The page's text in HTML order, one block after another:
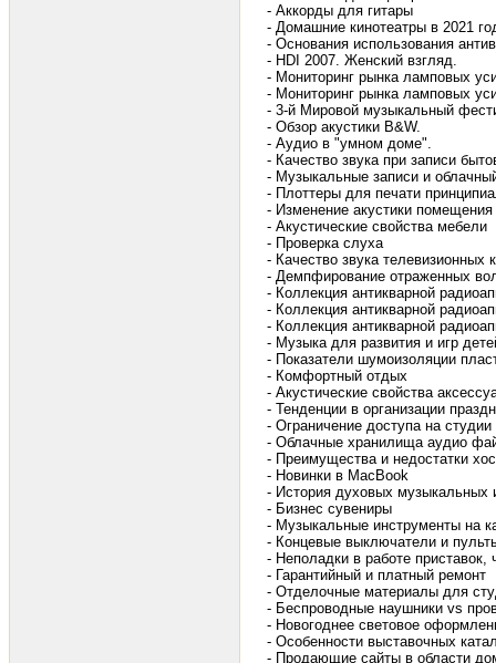
- Аккорды для гитары
- Домашние кинотеатры в 2021
- Основания использования
- HDI 2007. Женский взгляд.
- Мониторинг рынка ламповых
- Мониторинг рынка ламповых
- 3-й Мировой музыкальный
- Обзор акустики B&W.
- Аудио в "умном доме".
- Качество звука при записи
- Музыкальные записи и
- Плоттеры для печати
- Изменение акустики помещения
- Акустические свойства мебели
- Проверка слуха
- Качество звука телевизионных
- Демпфирование отраженных
- Коллекция антикварной
- Коллекция антикварной
- Коллекция антикварной
- Музыка для развития и игр
- Показатели шумоизоляции
- Комфортный отдых
- Акустические свойства
- Тенденции в организации
- Ограничение доступа на студии
- Облачные хранилища аудио
- Преимущества и недостатки
- Новинки в MacBook
- История духовых музыкальных
- Бизнес сувениры
- Музыкальные инструменты на
- Концевые выключатели и
- Неполадки в работе приставок,
- Гарантийный и платный ремонт
- Отделочные материалы для
- Беспроводные наушники vs
- Новогоднее световое
- Особенности выставочных
- Продающие сайты в области